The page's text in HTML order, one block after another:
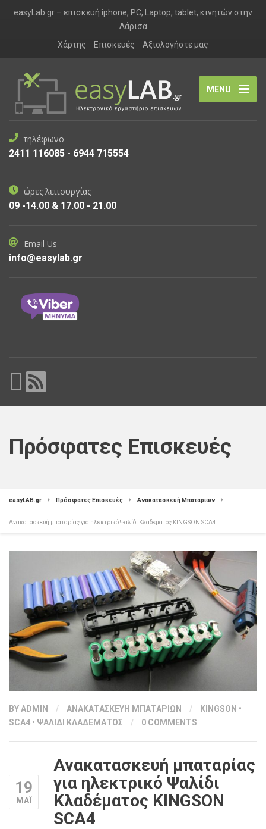
easyLab.gr – επισκευή iphone, PC, Laptop, tablet, κινητών στην
Λάρισα
Χάρτης
Επισκευές Αξιολογήστε μας
MENU
τηλέφωνο
2411 116085 - 6944 715554
ώρες λειτουργίας
09 -14.00 & 17.00 - 21.00
Email Us
info@easylab.gr
Πρόσφατες Επισκευές
easyLAB.gr Πρόσφατες Επισκευές Ανακατασκευή Μπαταριων
Ανακατασκευή μπαταρίας για ηλεκτρικό Ψαλίδι Κλαδέματος KINGSON SCA4
BYADMIN / ΑΝΑΚΑΤΑΣΚΕΥΗ ΜΠΑΤΑΡΙΩΝ / KINGSON •
SCA4 • ΨΑΛΙΔΙ ΚΛΑΔΕΜΑΤΟΣ / 0 COMMENTS
19
ΜΑΪ
Ανακατασκευή μπαταρίας
για ηλεκτρικό Ψαλίδι
Κλαδέματος KINGSON
SCA4